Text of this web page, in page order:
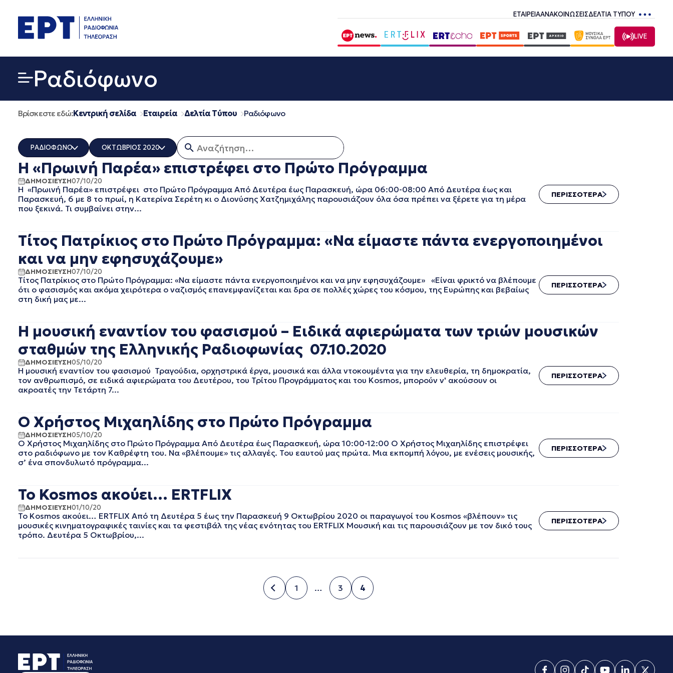
περιεχόμενο
ΕΤΑΙΡΕΙΑΑΝΑΚΟΙΝΩΣΕΙΣΔΕΛΤΙΑ ΤΥΠΟΥ
LIVE
Ραδιόφωνο
Βρίσκεστε εδώ:Κεντρική σελίδα Εταιρεία Δελτία Τύπου Ραδιόφωνο
ΡΑΔΙΟΦΩΝΟ
ΟΛΑ
ERT COSMOS
ERTECHO
ERTFLIX
EUROVISION - EBU
EΡΤ2 ΣΠΟΡ
EΡΤNEWS
ΑΘΛΗΤΙΚΑ
ΓΕΝΙΚΗ
ΓΡΑΦΕΙΟ ΤΥΠΟΥ ΕΡΤ
ΠΟΛΙΤΙΚΗ
ΠΟΛΙΤΙΣΜΟΣ
ΤΗΛΕΟΡΑΣΗ
ΟΚΤΩΒΡΙΟΣ 2020
ΔΕΚΕΜΒΡΙΟΣ 2025
ΝΟΕΜΒΡΙΟΣ 2025
ΟΚΤΩΒΡΙΟΣ 2025
ΣΕΠΤΕΜΒΡΙΟΣ 2025
ΙΟΥΛΙΟΣ 2025
ΙΟΥΝΙΟΣ 2025
ΜΑΙΟΣ 2025
ΑΠΡΙΛΙΟΣ 2025
ΜΑΡΤΙΟΣ 2025
ΦΕΒΡΟΥΑΡΙΟΣ 2025
ΝΟΕΜΒΡΙΟΣ 2024
ΟΚΤΩΒΡΙΟΣ 2024
ΣΕΠΤΕΜΒΡΙΟΣ 2024
ΑΥΓΟΥΣΤΟΣ 2024
ΙΟΥΛΙΟΣ 2024
ΙΟΥΝΙΟΣ 2024
ΜΑΡΤΙΟΣ 2024
ΦΕΒΡΟΥΑΡΙΟΣ 2024
ΙΑΝΟΥΑΡΙΟΣ 2024
ΔΕΚΕΜΒΡΙΟΣ 2023
ΝΟΕΜΒΡΙΟΣ 2023
ΣΕΠΤΕΜΒΡΙΟΣ 2023
ΑΥΓΟΥΣΤΟΣ 2023
ΙΟΥΛΙΟΣ 2023
ΙΟΥΝΙΟΣ 2023
ΜΑΙΟΣ 2023
ΜΑΡΤΙΟΣ 2023
Αναζήτηση για:
Η «Πρωινή Παρέα» επιστρέφει στο Πρώτο Πρόγραμμα
ΔΗΜΟΣΙΕΥΣΗ07/10/20
Η «Πρωινή Παρέα» επιστρέφει στο Πρώτο Πρόγραμμα Από Δευτέρα έως Παρασκευή, ώρα 06:00-08:00 Από Δευτέρα έως και
Παρασκευή, 6 με 8 το πρωί, η Κατερίνα Σερέτη κι ο Διονύσης Χατζημιχάλης παρουσιάζουν όλα όσα πρέπει να ξέρετε για τη μέρα
που ξεκινά. Τι συμβαίνει στην...
ΠΕΡΙΣΣΟΤΕΡΑ
Τίτος Πατρίκιος στο Πρώτο Πρόγραμμα: «Να είμαστε πάντα ενεργοποιημένοι
και να μην εφησυχάζουμε»
ΔΗΜΟΣΙΕΥΣΗ07/10/20
Τίτος Πατρίκιος στο Πρώτο Πρόγραμμα: «Να είμαστε πάντα ενεργοποιημένοι και να μην εφησυχάζουμε» «Είναι φρικτό να βλέπουμε
ότι ο φασισμός και ακόμα χειρότερα ο ναζισμός επανεμφανίζεται και δρα σε πολλές χώρες του κόσμου, της Ευρώπης και βεβαίως
στη δική μας με...
ΠΕΡΙΣΣΟΤΕΡΑ
Η μουσική εναντίον του φασισμού – Ειδικά αφιερώματα των τριών μουσικών
σταθμών της Ελληνικής Ραδιοφωνίας 07.10.2020
ΔΗΜΟΣΙΕΥΣΗ05/10/20
Η μουσική εναντίον του φασισμού Τραγούδια, ορχηστρικά έργα, μουσικά και άλλα ντοκουμέντα για την ελευθερία, τη δημοκρατία,
τον ανθρωπισμό, σε ειδικά αφιερώματα του Δευτέρου, του Τρίτου Προγράμματος και του Kosmos, μπορούν ν' ακούσουν οι
ακροατές την Τετάρτη 7...
ΠΕΡΙΣΣΟΤΕΡΑ
Ο Χρήστος Μιχαηλίδης στο Πρώτο Πρόγραμμα
ΔΗΜΟΣΙΕΥΣΗ05/10/20
Ο Χρήστος Μιχαηλίδης στο Πρώτο Πρόγραμμα Από Δευτέρα έως Παρασκευή, ώρα 10:00-12:00 Ο Χρήστος Μιχαηλίδης επιστρέφει
στο ραδιόφωνο με τον Καθρέφτη του. Να «βλέπουμε» τις αλλαγές. Του εαυτού μας πρώτα. Μια εκπομπή λόγου, με ενέσεις μουσικής,
σ’ ένα σπονδυλωτό πρόγραμμα...
ΠΕΡΙΣΣΟΤΕΡΑ
Το Kosmos ακούει… ERTFLIX
ΔΗΜΟΣΙΕΥΣΗ01/10/20
Το Kosmos ακούει… ERTFLIX Από τη Δευτέρα 5 έως την Παρασκευή 9 Οκτωβρίου 2020 οι παραγωγοί του Kosmos «βλέπουν» τις
μουσικές κινηματογραφικές ταινίες και τα φεστιβάλ της νέας ενότητας του ERTFLIX Μουσική και τις παρουσιάζουν με τον δικό τους
τρόπο. Δευτέρα 5 Οκτωβρίου,...
ΠΕΡΙΣΣΟΤΕΡΑ
Σελίδα
1
…
Σελίδα
3
Σελίδα
4